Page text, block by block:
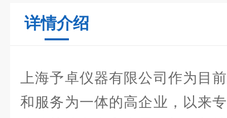
详情介绍
上海予卓仪器有限公司作为目
和服务为一体的高企业，以来